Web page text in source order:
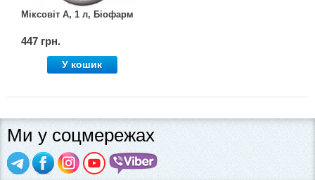
Міксовіт А, 1 л, Біофарм
447 грн.
У кошик
Ми у соцмережах